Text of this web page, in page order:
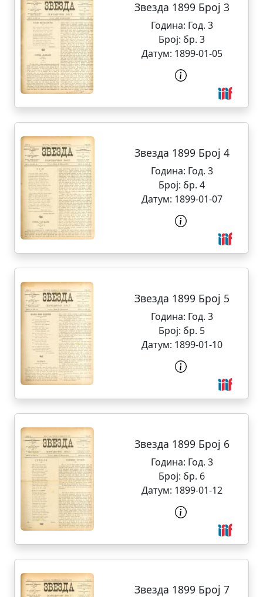
Звезда 1899 Број 3
Година: Год. 3
Број: бр. 3
Датум: 1899-01-05
Звезда 1899 Број 4
Година: Год. 3
Број: бр. 4
Датум: 1899-01-07
Звезда 1899 Број 5
Година: Год. 3
Број: бр. 5
Датум: 1899-01-10
Звезда 1899 Број 6
Година: Год. 3
Број: бр. 6
Датум: 1899-01-12
Звезда 1899 Број 7